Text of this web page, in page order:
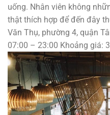
uống. Nhân viên không
thật thích hợp để đến đây
Văn Thụ, phường 4, quận
07:00 – 23:00 Khoảng giá: